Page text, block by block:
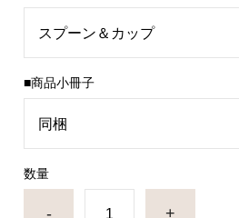
■商品小冊子
数量
- +